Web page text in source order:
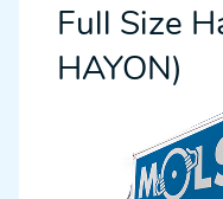
Full Size
HAYON)